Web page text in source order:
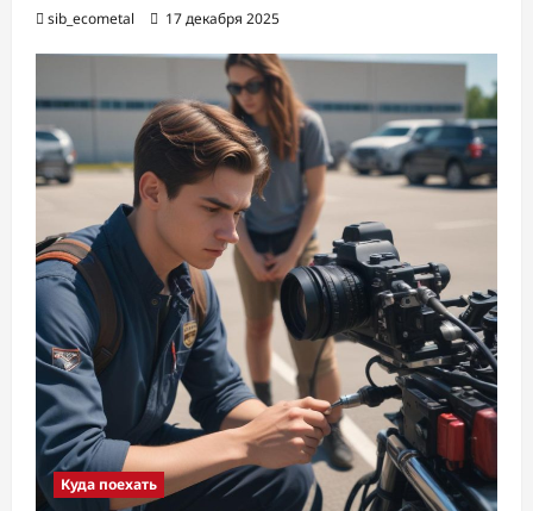
sib_ecometal 17 декабря 2025
Куда поехать